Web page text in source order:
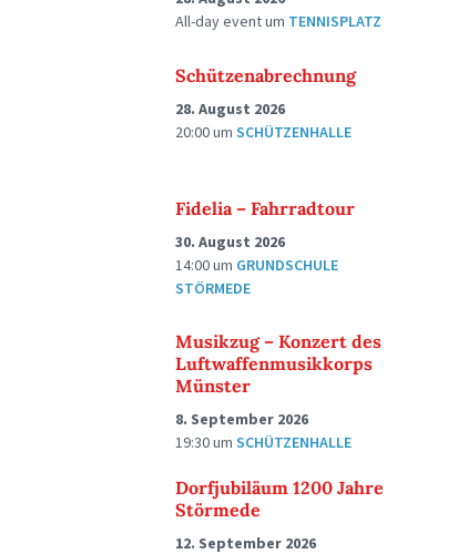
All-day eventum TENNISPLATZ
Schützenabrechnung
28. August 2026
20:00umSCHÜTZENHALLE
Fidelia – Fahrradtour
30. August 2026
14:00um GRUNDSCHULE
STÖRMEDE
Musikzug – Konzert des
Luftwaffenmusikkorps
Münster
8. September 2026
19:30umSCHÜTZENHALLE
Dorfjubiläum 1200 Jahre
Störmede
12. September 2026